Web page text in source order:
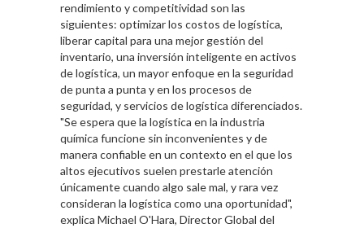
rendimiento y competitividad son las
siguientes: optimizar los costos de logística,
liberar capital para una mejor gestión del
inventario, una inversión inteligente en activos
de logística, un mayor enfoque en la seguridad
de punta a punta y en los procesos de
seguridad, y servicios de logística diferenciados.
"Se espera que la logística en la industria
química funcione sin inconvenientes y de
manera confiable en un contexto en el que los
altos ejecutivos suelen prestarle atención
únicamente cuando algo sale mal, y rara vez
consideran la logística como una oportunidad",
explica Michael O'Hara, Director Global del